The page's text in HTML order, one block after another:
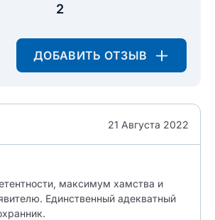
2
ДОБАВИТЬ ОТЗЫВ
21 Августа 2022
максимум хамства и
Единственный адекватный